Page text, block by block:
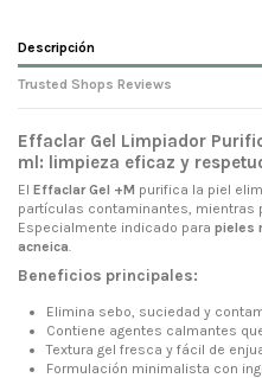
Descripción
Trusted Shops Reviews
Effaclar Gel Limpiador
ml: limpieza eficaz y
El Effaclar Gel +M purifica la piel
partículas contaminantes, mientras
Especialmente indicado para pieles
acneica.
Beneficios principales:
Elimina sebo, suciedad y
Contiene agentes calmantes
Textura gel fresca y fácil de
Formulación minimalista con